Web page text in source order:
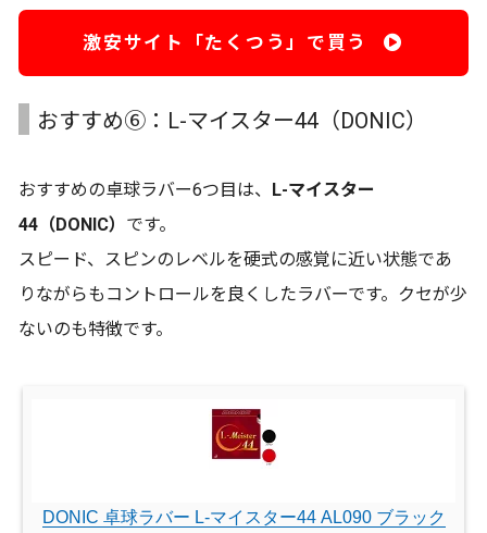
激安サイト「たくつう」で買う
おすすめ⑥：L-マイスター44（DONIC）
おすすめの卓球ラバー6つ目は、 L-マイスター
44（DONIC） です。
スピード、スピンのレベルを硬式の感覚に近い状態であ
りながらもコントロールを良くしたラバーです。クセが少
ないのも特徴です。
DONIC 卓球ラバー L-マイスター44 AL090 ブラック